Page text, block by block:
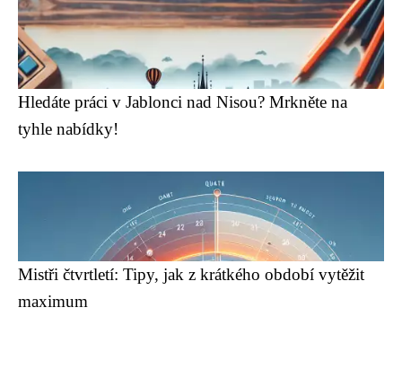
Hledáte práci v Jablonci nad Nisou? Mrkněte na
tyhle nabídky!
Mistři čtvrtletí: Tipy, jak z krátkého období vytěžit
maximum